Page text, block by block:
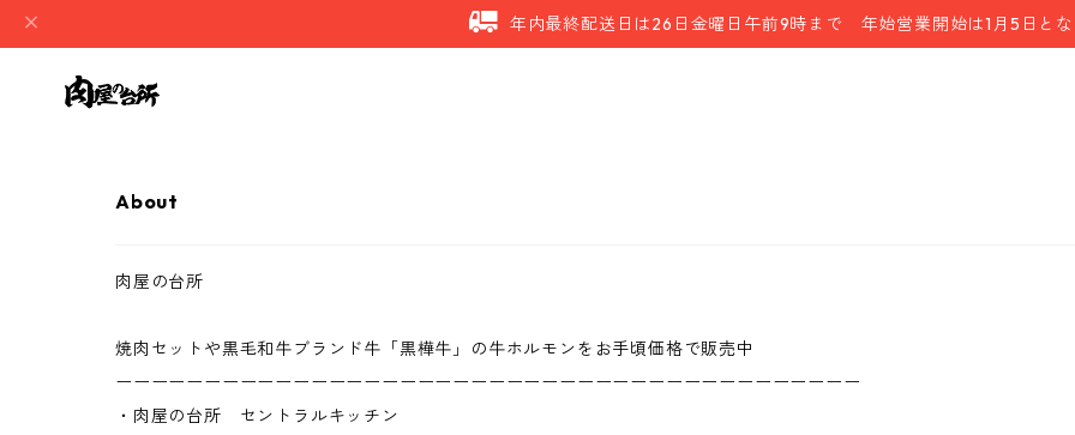
年内最終配送日は26日金曜日午前9時まで 年始営業開始は1月5日とな
About
肉屋の台所
焼肉セットや黒毛和牛ブランド牛「黒樺牛」の牛ホルモンをお手頃価格で販売中
ーーーーーーーーーーーーーーーーーーーーーーーーーーーーーーーーーーーーーーーーーー
・肉屋の台所 セントラルキッチン